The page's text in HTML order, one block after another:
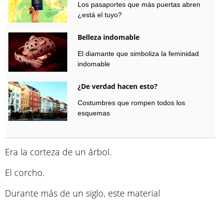
Los pasaportes que más puertas abren
¿está el tuyo?
Belleza indomable
El diamante que simboliza la feminidad
indomable
¿De verdad hacen esto?
Costumbres que rompen todos los
esquemas
Era la corteza de un árbol.
El corcho.
Durante más de un siglo, este material